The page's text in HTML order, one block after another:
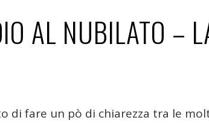
AL NUBILATO –
di fare un pò di chiarezza tra le